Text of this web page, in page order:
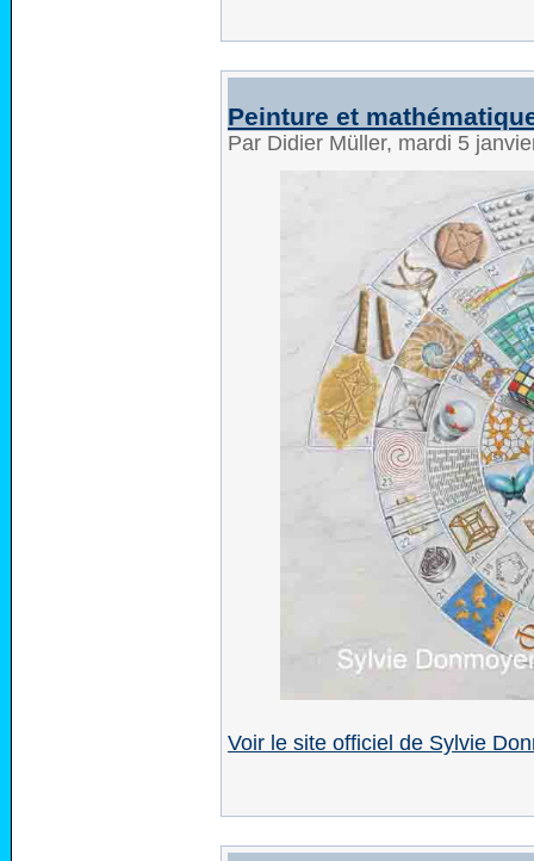
Peinture et
Par Didier Müller, mardi 5
Voir le site officiel de Sylvie